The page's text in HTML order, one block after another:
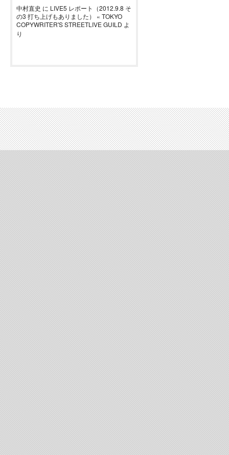
中村直史 に LIVE5 レポート（2012.9.8 そ
の3 打ち上げもありました） « TOKYO
COPYWRITER'S STREETLIVE GUILD よ
り